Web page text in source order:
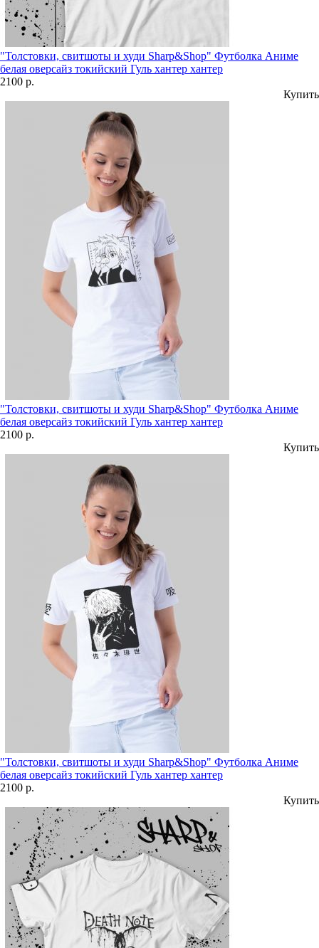
"Толстовки, свитшоты и худи Sharp&Shop" Футболка Аниме
белая оверсайз токийский Гуль хантер хантер
2100 р.
Купить
"Толстовки, свитшоты и худи Sharp&Shop" Футболка Аниме
белая оверсайз токийский Гуль хантер хантер
2100 р.
Купить
"Толстовки, свитшоты и худи Sharp&Shop" Футболка Аниме
белая оверсайз токийский Гуль хантер хантер
2100 р.
Купить